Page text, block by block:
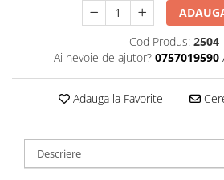
Diete veterinare
Inghetata
Lemne si coarne de cerb sau
Perii si Piepteni
Produse Igiena si Ingrijire
Cod Produs: 2504
Ai nevoie de ajutor? 0757019590
Adauga la Favorite
Descriere